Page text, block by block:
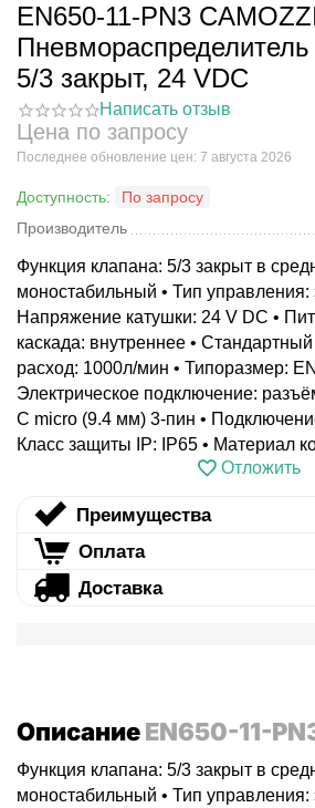
EN650-11-PN3
Пневмораспределитель
5/3 закрыт, 24 VDC
Написать отзыв
Цена по запросу
Последнее обновление цен: 7 августа 2026
Доступность:
По запросу
Производитель
Функция клапана: 5/3 закрыт в
моностабильный • Тип управления:
Напряжение катушки: 24 V DC •
каскада: внутреннее •
расход: 1000л/мин • Типоразмер:
Электрическое подключение:
C micro (9.4 мм) 3-пин •
Класс защиты IP: IP65 • Материал
Отложить
Преимущества
Оплата
Доставка
ОписаниеEN650-11-
Функция клапана: 5/3 закрыт в
моностабильный • Тип управления: